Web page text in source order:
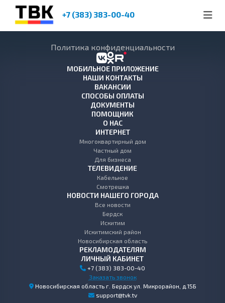
+7 (383) 383-00-40
Политика конфиденциальности
МОБИЛЬНОЕ ПРИЛОЖЕНИЕ
НАШИ КОНТАКТЫ
ВАКАНСИИ
СПОСОБЫ ОПЛАТЫ
ДОКУМЕНТЫ
ПОМОЩНИК
О НАС
ИНТЕРНЕТ
Многоквартирный дом
Частный дом
Для бизнеса
ТЕЛЕВИДЕНИЕ
Кабельное
Смотрешка
НОВОСТИ НАШЕГО ГОРОДА
Все новости
Бердск
Искитим
Искитимский район
Новосибирская область
РЕКЛАМОДАТЕЛЯМ
ЛИЧНЫЙ КАБИНЕТ
+7 (383) 383-00-40
Заказать звонок
Новосибирская область г. Бердск ул. Микрорайон, д.15Б
support@tvk.tv